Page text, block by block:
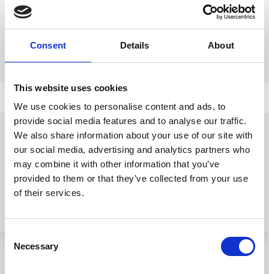
Consent Details About
This website uses cookies
We use cookies to personalise content and ads, to
provide social media features and to analyse our traffic.
We also share information about your use of our site with
our social media, advertising and analytics partners who
may combine it with other information that you’ve
provided to them or that they’ve collected from your use
of their services.
Selection
Necessary